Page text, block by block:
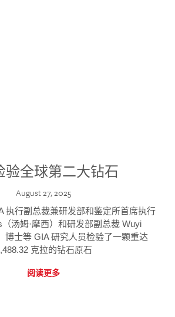
验全球第二大钻石
August 27, 2025
执行副总裁兼研发部和鉴定所首席执行
汤姆·摩西）和研发部副总裁 Wuyi
博士等 GIA 研究人员检验了一颗重达
克拉的钻石原石
阅读更多